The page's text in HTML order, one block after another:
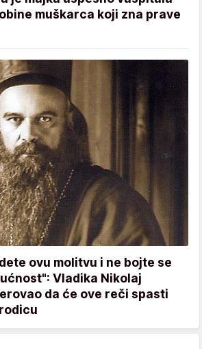
muškarca koji zna prave
ovu molitvu i ne bojte se
Vladika Nikolaj
da će ove reči spasti